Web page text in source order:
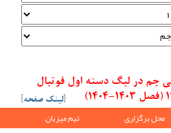
نتیجه تیم میهمان